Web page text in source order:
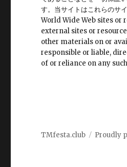
す。当サイトはこれらの
World Wide Web sites or
external sites or
other materials on or
responsible or liable,
of or reliance on any
TMfesta.club Proudly